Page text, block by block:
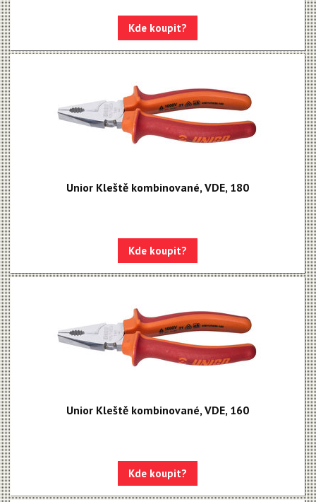
Kde koupit?
Unior Kleště kombinované, VDE, 180
Kde koupit?
Unior Kleště kombinované, VDE, 160
Kde koupit?